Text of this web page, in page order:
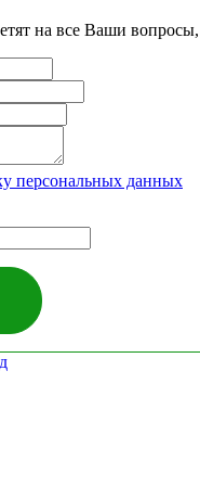
на все Ваши вопросы,
персональных данных